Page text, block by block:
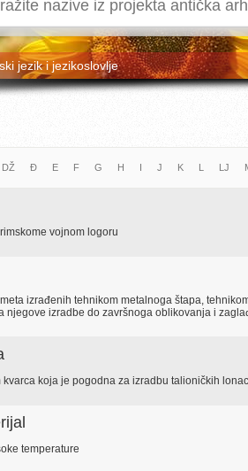
jezik i jezikoslovlje
DŽ Đ E F G H I J K L LJ
vojnom logoru
izrađenih tehnikom metalnoga štapa,
njegove izradbe do završnoga oblikovanja i
koja je pogodna za izradbu talioničkih
temperature